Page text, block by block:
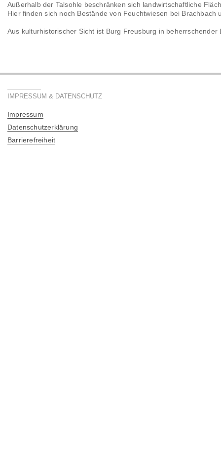
Außerhalb der Talsohle beschränken sich landwirtschaftliche
Hier finden sich noch Bestände von Feuchtwiesen bei Brachbach
Aus kulturhistorischer Sicht ist Burg Freusburg in
IMPRESSUM & DATENSCHUTZ
Impressum
Datenschutzerklärung
Barrierefreiheit